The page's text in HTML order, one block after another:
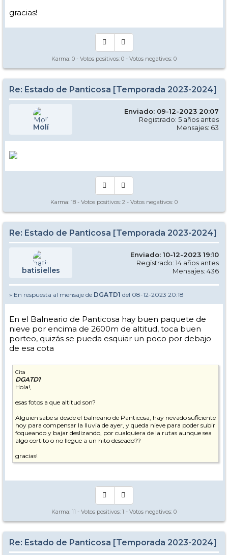
gracias!
Karma: 0 - Votos positivos: 0 - Votos negativos: 0
Re: Estado de Panticosa [Temporada 2023-2024]
Molí
Enviado: 09-12-2023 20:07
Registrado: 5 años antes
Mensajes: 63
Karma: 18 - Votos positivos: 2 - Votos negativos: 0
Re: Estado de Panticosa [Temporada 2023-2024]
batisielles
Enviado: 10-12-2023 19:10
Registrado: 14 años antes
Mensajes: 436
» En respuesta al mensaje de DGATD1 del 08-12-2023 20:18
En el Balneario de Panticosa hay buen paquete de
nieve por encima de 2600m de altitud, toca buen
porteo, quizás se pueda esquiar un poco por debajo
de esa cota
Cita
DGATD1
Hola!,
esas fotos a que altitud son?
Alguien sabe si desde el balneario de Panticosa, hay nevado suficiente
hoy para compensar la lluvia de ayer, y queda nieve para poder subir
foqueando y bajar deslizando, por cualquiera de la rutas aunque sea
algo cortito o no llegue a un hito deseado??
gracias!
Karma: 11 - Votos positivos: 1 - Votos negativos: 0
Re: Estado de Panticosa [Temporada 2023-2024]